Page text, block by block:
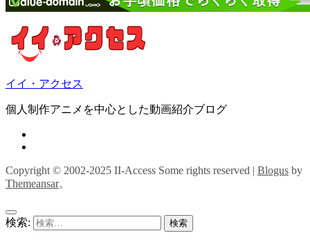
イイ・アクセス
個人制作アニメを中心とした動画紹介ブログ
Copyright © 2002-2025 II-Access Some rights reserved | Blogus by
Themeansar。
検索: